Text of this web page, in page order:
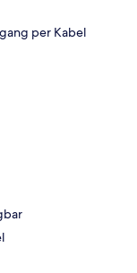
per Kabel